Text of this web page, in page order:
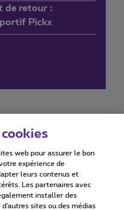
de retour :
Pickx
statement
web pour assurer le bon
expérience de
leurs contenus et
Les partenaires avec
installer des
sites ou des médias